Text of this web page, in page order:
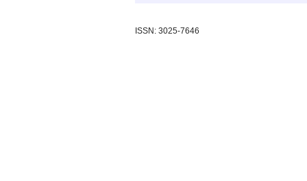
ISSN: 3025-7646